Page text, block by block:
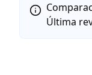
Última